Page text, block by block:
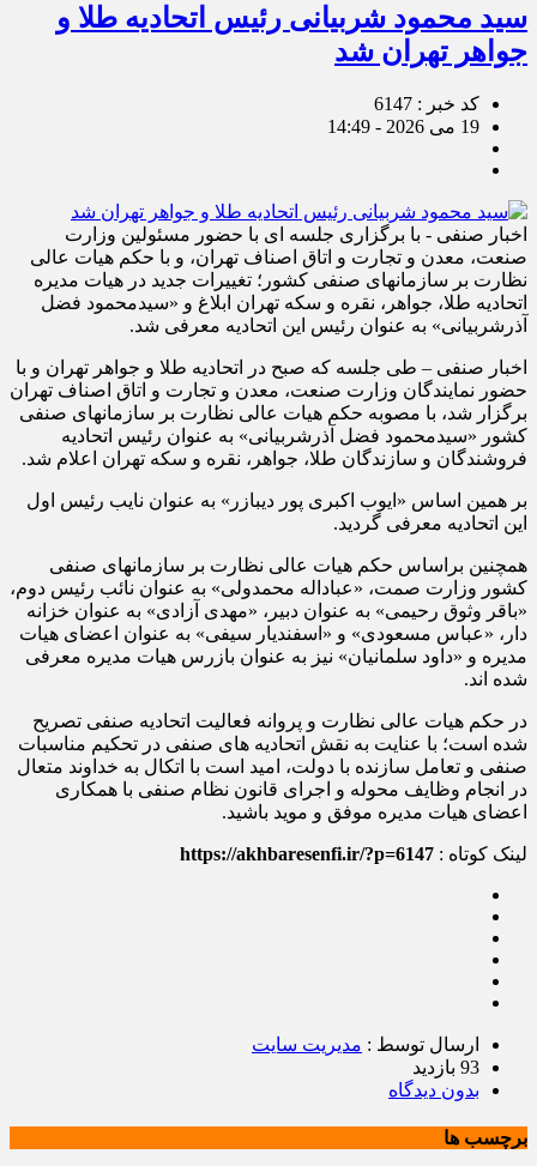
سید محمود شربیانی رئیس اتحادیه طلا و
جواهر تهران شد
کد خبر : 6147
19 می 2026 - 14:49
اخبار صنفی - با برگزاری جلسه ای با حضور مسئولین وزارت
صنعت، معدن و تجارت و اتاق اصناف تهران، و با حکم هیات عالی
نظارت بر سازمانهای صنفی کشور؛ تغییرات جدید در هیات مدیره
اتحادیه طلا، جواهر، نقره و سکه تهران ابلاغ و «سیدمحمود فضل
آذرشربیانی» به عنوان رئیس این اتحادیه معرفی شد.
اخبار صنفی – طی جلسه که صبح در اتحادیه طلا و جواهر تهران و با
حضور نمایندگان وزارت صنعت، معدن و تجارت و اتاق اصناف تهران
برگزار شد، با مصوبه حکم هیات عالی نظارت بر سازمانهای صنفی
کشور «سیدمحمود فضل آذرشربیانی» به عنوان رئیس اتحادیه
فروشندگان و سازندگان طلا، جواهر، نقره و سکه تهران اعلام شد.
بر همین اساس «ایوب اکبری پور دیبازر» به عنوان نایب رئیس اول
این اتحادیه معرفی گردید.
همچنین براساس حکم هیات عالی نظارت بر سازمانهای صنفی
کشور وزارت صمت، «عباداله محمدولی» به عنوان نائب رئیس دوم،
«باقر وثوق رحیمی» به عنوان دبیر، «مهدی آزادی» به عنوان خزانه
دار، «عباس مسعودی» و «اسفندیار سیفی» به عنوان اعضای هیات
مدیره و «داود سلمانیان» نیز به عنوان بازرس هیات مدیره معرفی
شده اند.
در حکم هیات عالی نظارت و پروانه فعالیت اتحادیه صنفی تصریح
شده است؛ با عنایت به نقش اتحادیه های صنفی در تحکیم مناسبات
صنفی و تعامل سازنده با دولت، امید است با اتکال به خداوند متعال
در انجام وظایف محوله و اجرای قانون نظام صنفی با همکاری
اعضای هیات مدیره موفق و موید باشید.
لینک کوتاه : https://akhbaresenfi.ir/?p=6147
ارسال توسط : مدیریت سایت
93 بازدید
بدون دیدگاه
برچسب ها